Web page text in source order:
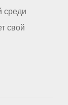
среди
свой